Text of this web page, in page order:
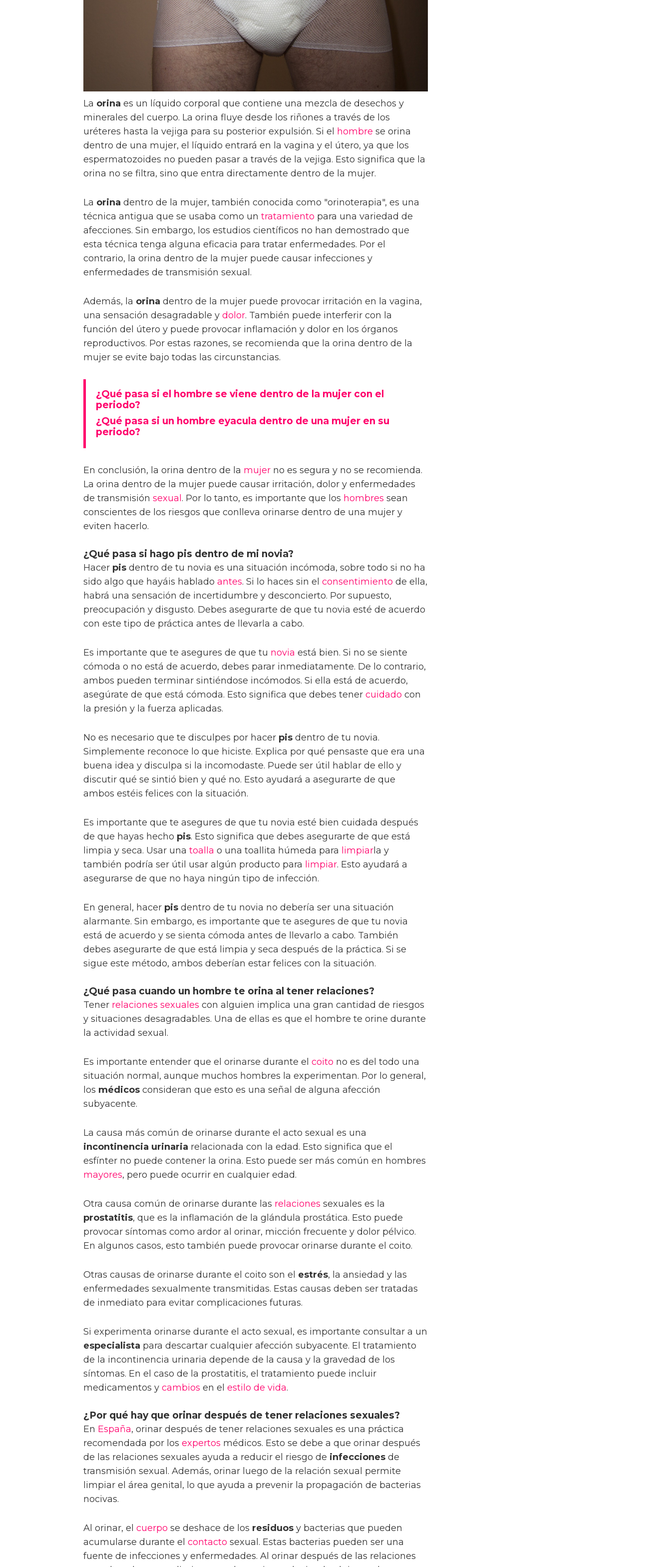
La orina es un líquido corporal que contiene una mezcla de desechos y
minerales del cuerpo. La orina fluye desde los riñones a través de los
uréteres hasta la vejiga para su posterior expulsión. Si el
hombre se orina
dentro de una mujer, el líquido entrará en la vagina y el útero, ya que los
espermatozoides no pueden pasar a través de la vejiga. Esto significa que la
orina no se filtra, sino que entra directamente dentro de la mujer.
La orina dentro de la mujer, también conocida como "orinoterapia", es una
técnica antigua que se usaba como un tratamiento para una variedad de
afecciones. Sin embargo, los estudios científicos no han demostrado que
esta técnica tenga alguna eficacia para tratar enfermedades. Por el
contrario, la orina dentro de la mujer puede causar infecciones y
enfermedades de transmisión sexual.
Además, la orina dentro de la mujer puede provocar irritación en la vagina,
una sensación desagradable y dolor. También puede interferir con la
función del útero y puede provocar inflamación y dolor en los órganos
reproductivos. Por estas razones, se recomienda que la orina dentro de la
mujer se evite bajo todas las circunstancias.
¿Qué pasa si el hombre se viene dentro de la mujer con el
periodo?
¿Qué pasa si un hombre eyacula dentro de una mujer en su
periodo?
En conclusión, la orina dentro de la mujer no es segura y no se recomienda.
La orina dentro de la mujer puede causar irritación, dolor y enfermedades
de transmisión sexual . Por lo tanto, es importante que los hombres sean
conscientes de los riesgos que conlleva orinarse dentro de una mujer y
eviten hacerlo.
¿Qué pasa si hago pis dentro de mi novia?
Hacer pis dentro de tu novia es una situación incómoda, sobre todo si no ha
sido algo que hayáis hablado antes. Si lo haces sin el consentimiento de ella,
habrá una sensación de incertidumbre y desconcierto. Por supuesto,
preocupación y disgusto. Debes asegurarte de que tu novia esté de acuerdo
con este tipo de práctica antes de llevarla a cabo.
Es importante que te asegures de que tu novia está bien. Si no se siente
cómoda o no está de acuerdo, debes parar inmediatamente. De lo contrario,
ambos pueden terminar sintiéndose incómodos. Si ella está de acuerdo,
asegúrate de que está cómoda. Esto significa que debes tener cuidado con
la presión y la fuerza aplicadas.
No es necesario que te disculpes por hacer pis dentro de tu novia.
Simplemente reconoce lo que hiciste. Explica por qué pensaste que era una
buena idea y disculpa si la incomodaste. Puede ser útil hablar de ello y
discutir qué se sintió bien y qué no. Esto ayudará a asegurarte de que
ambos estéis felices con la situación.
Es importante que te asegures de que tu novia esté bien cuidada después
de que hayas hecho pis. Esto significa que debes asegurarte de que está
limpia y seca. Usar una toalla o una toallita húmeda para limpiar la y
también podría ser útil usar algún producto para limpiar. Esto ayudará a
asegurarse de que no haya ningún tipo de infección.
En general, hacer pis dentro de tu novia no debería ser una situación
alarmante. Sin embargo, es importante que te asegures de que tu novia
está de acuerdo y se sienta cómoda antes de llevarlo a cabo. También
debes asegurarte de que está limpia y seca después de la práctica. Si se
sigue este método, ambos deberían estar felices con la situación.
¿Qué pasa cuando un hombre te orina al tener relaciones?
Tener relaciones sexuales con alguien implica una gran cantidad de riesgos
y situaciones desagradables. Una de ellas es que el hombre te orine durante
la actividad sexual.
Es importante entender que el orinarse durante el coito no es del todo una
situación normal, aunque muchos hombres la experimentan. Por lo general,
los médicos consideran que esto es una señal de alguna afección
subyacente.
La causa más común de orinarse durante el acto sexual es una
incontinencia urinaria relacionada con la edad. Esto significa que el
esfínter no puede contener la orina. Esto puede ser más común en hombres
mayores, pero puede ocurrir en cualquier edad.
Otra causa común de orinarse durante las relaciones sexuales es la
prostatitis, que es la inflamación de la glándula prostática. Esto puede
provocar síntomas como ardor al orinar, micción frecuente y dolor pélvico.
En algunos casos, esto también puede provocar orinarse durante el coito.
Otras causas de orinarse durante el coito son el estrés, la ansiedad y las
enfermedades sexualmente transmitidas. Estas causas deben ser tratadas
de inmediato para evitar complicaciones futuras.
Si experimenta orinarse durante el acto sexual, es importante consultar a un
especialista para descartar cualquier afección subyacente. El tratamiento
de la incontinencia urinaria depende de la causa y la gravedad de los
síntomas. En el caso de la prostatitis, el tratamiento puede incluir
medicamentos y cambios en el estilo de vida.
¿Por qué hay que orinar después de tener relaciones sexuales?
En España, orinar después de tener relaciones sexuales es una práctica
recomendada por los expertos médicos. Esto se debe a que orinar después
de las relaciones sexuales ayuda a reducir el riesgo de infecciones de
transmisión sexual. Además, orinar luego de la relación sexual permite
limpiar el área genital, lo que ayuda a prevenir la propagación de bacterias
nocivas.
Al orinar, el cuerpo se deshace de los residuos y bacterias que pueden
acumularse durante el contacto sexual. Estas bacterias pueden ser una
fuente de infecciones y enfermedades. Al orinar después de las relaciones